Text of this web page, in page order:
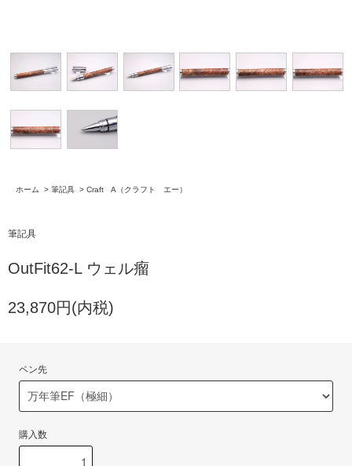
ホーム > 筆記具 > Craft A（クラフト エー）
筆記具
OutFit62-L ウェル瘤
23,870円(内税)
ペン先
購入数